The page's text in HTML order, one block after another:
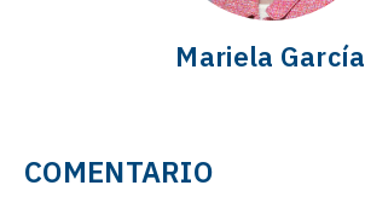
Mariela García
COMENTARIO